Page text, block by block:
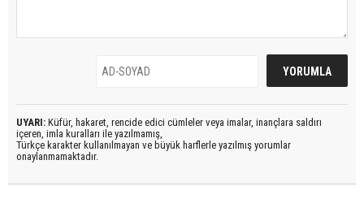
UYARI: Küfür, hakaret, rencide edici cümleler veya imalar, inançlara saldırı
içeren, imla kuralları ile yazılmamış,
Türkçe karakter kullanılmayan ve büyük harflerle yazılmış yorumlar
onaylanmamaktadır.